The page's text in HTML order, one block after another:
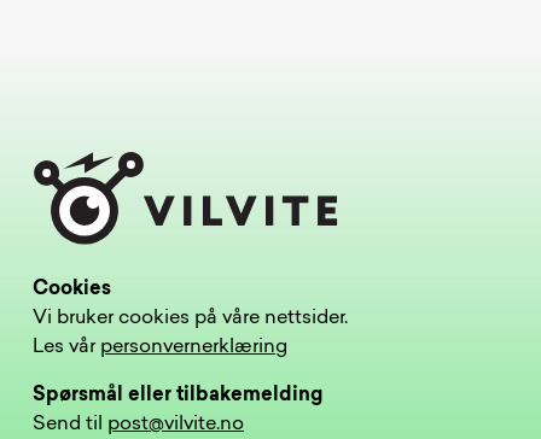
Cookies
Vi bruker cookies på våre nettsider.
Les vår personvernerklæring
Spørsmål eller tilbakemelding
Send til post@vilvite.no